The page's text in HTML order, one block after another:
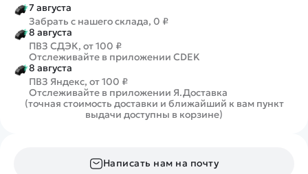
7 августа
Забрать с нашего склада, 0 ₽
8 августа
ПВЗ СДЭК, от 100 ₽
Отслеживайте в приложении CDEK
8 августа
ПВЗ Яндекс, от 100 ₽
Отслеживайте в приложении Я.Доставка
(точная стоимость доставки и ближайший к вам пункт
выдачи доступны в корзине)
Написать нам на почту